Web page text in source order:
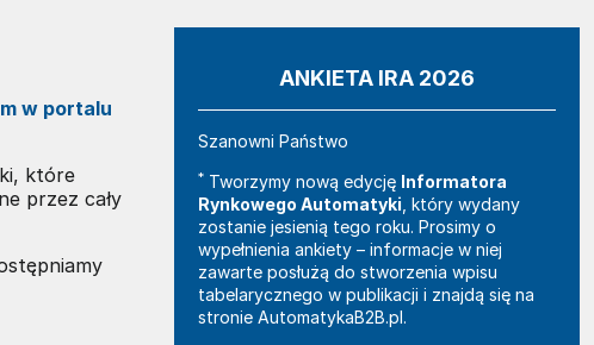
w portalu
które
przez cały
ANKIETA IRA 2026
Szanowni Państwo
* Tworzymy nową edycję Informatora
Rynkowego Automatyki, który wydany
zostanie jesienią tego roku. Prosimy o
wypełnienia ankiety – informacje w niej
zawarte posłużą do stworzenia wpisu
tabelarycznego w publikacji i znajdą się na
stronie AutomatykaB2B.pl.